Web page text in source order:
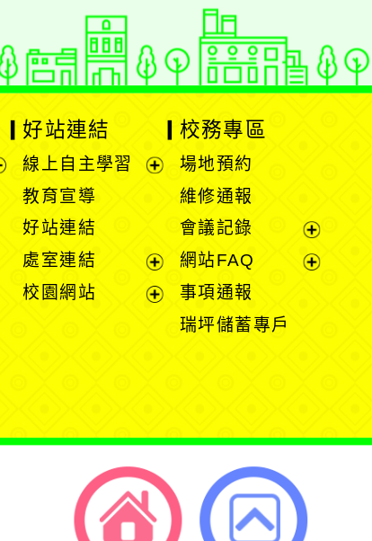
好站連結
線上自主學習
單
教育宣導
好站連結
處室連結
展
校園網站
校務專區
場地預約
維修通報
會議記錄
展
網站FAQ
事項通報
瑞坪儲蓄專戶